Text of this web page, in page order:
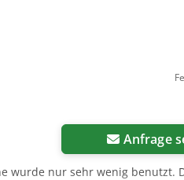
Anfrage
wurde nur sehr wenig benutzt.